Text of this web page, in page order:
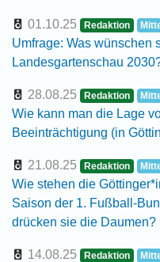
01.10.25 Redaktion
Umfrage: Was wünschen
Landesgartenschau
28.08.25 Redaktion
Wie kann man die Lage
Beeinträchtigung (in
21.08.25 Redaktion
Wie stehen die
Saison der 1. Fußball-
drücken sie die Daumen?
14.08.25 Redaktion